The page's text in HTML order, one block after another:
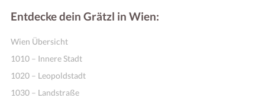
Entdecke dein Grätzl in Wien:
Wien Übersicht
1010 – Innere Stadt
1020 – Leopoldstadt
1030 – Landstraße